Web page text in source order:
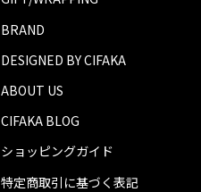
BRAND
DESIGNED BY CIFAKA
ABOUT US
CIFAKA BLOG
ショッピングガイド
特定商取引に基づく表記